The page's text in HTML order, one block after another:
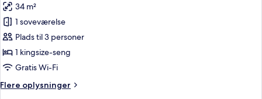
af
Presidential-
suite
-
1
seng
34 m²
1 soveværelse
Plads til 3 personer
1 kingsize-seng
Gratis Wi-Fi
Flere oplysninger
Flere